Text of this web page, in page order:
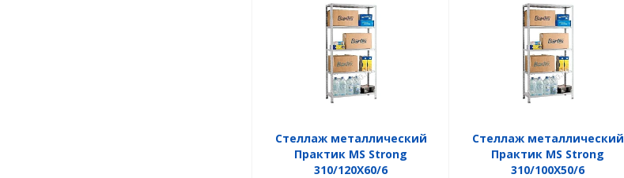
Стеллаж металлический
Практик MS Strong
310/120X60/6
Стеллаж металлический
Практик MS Strong
310/100X50/6